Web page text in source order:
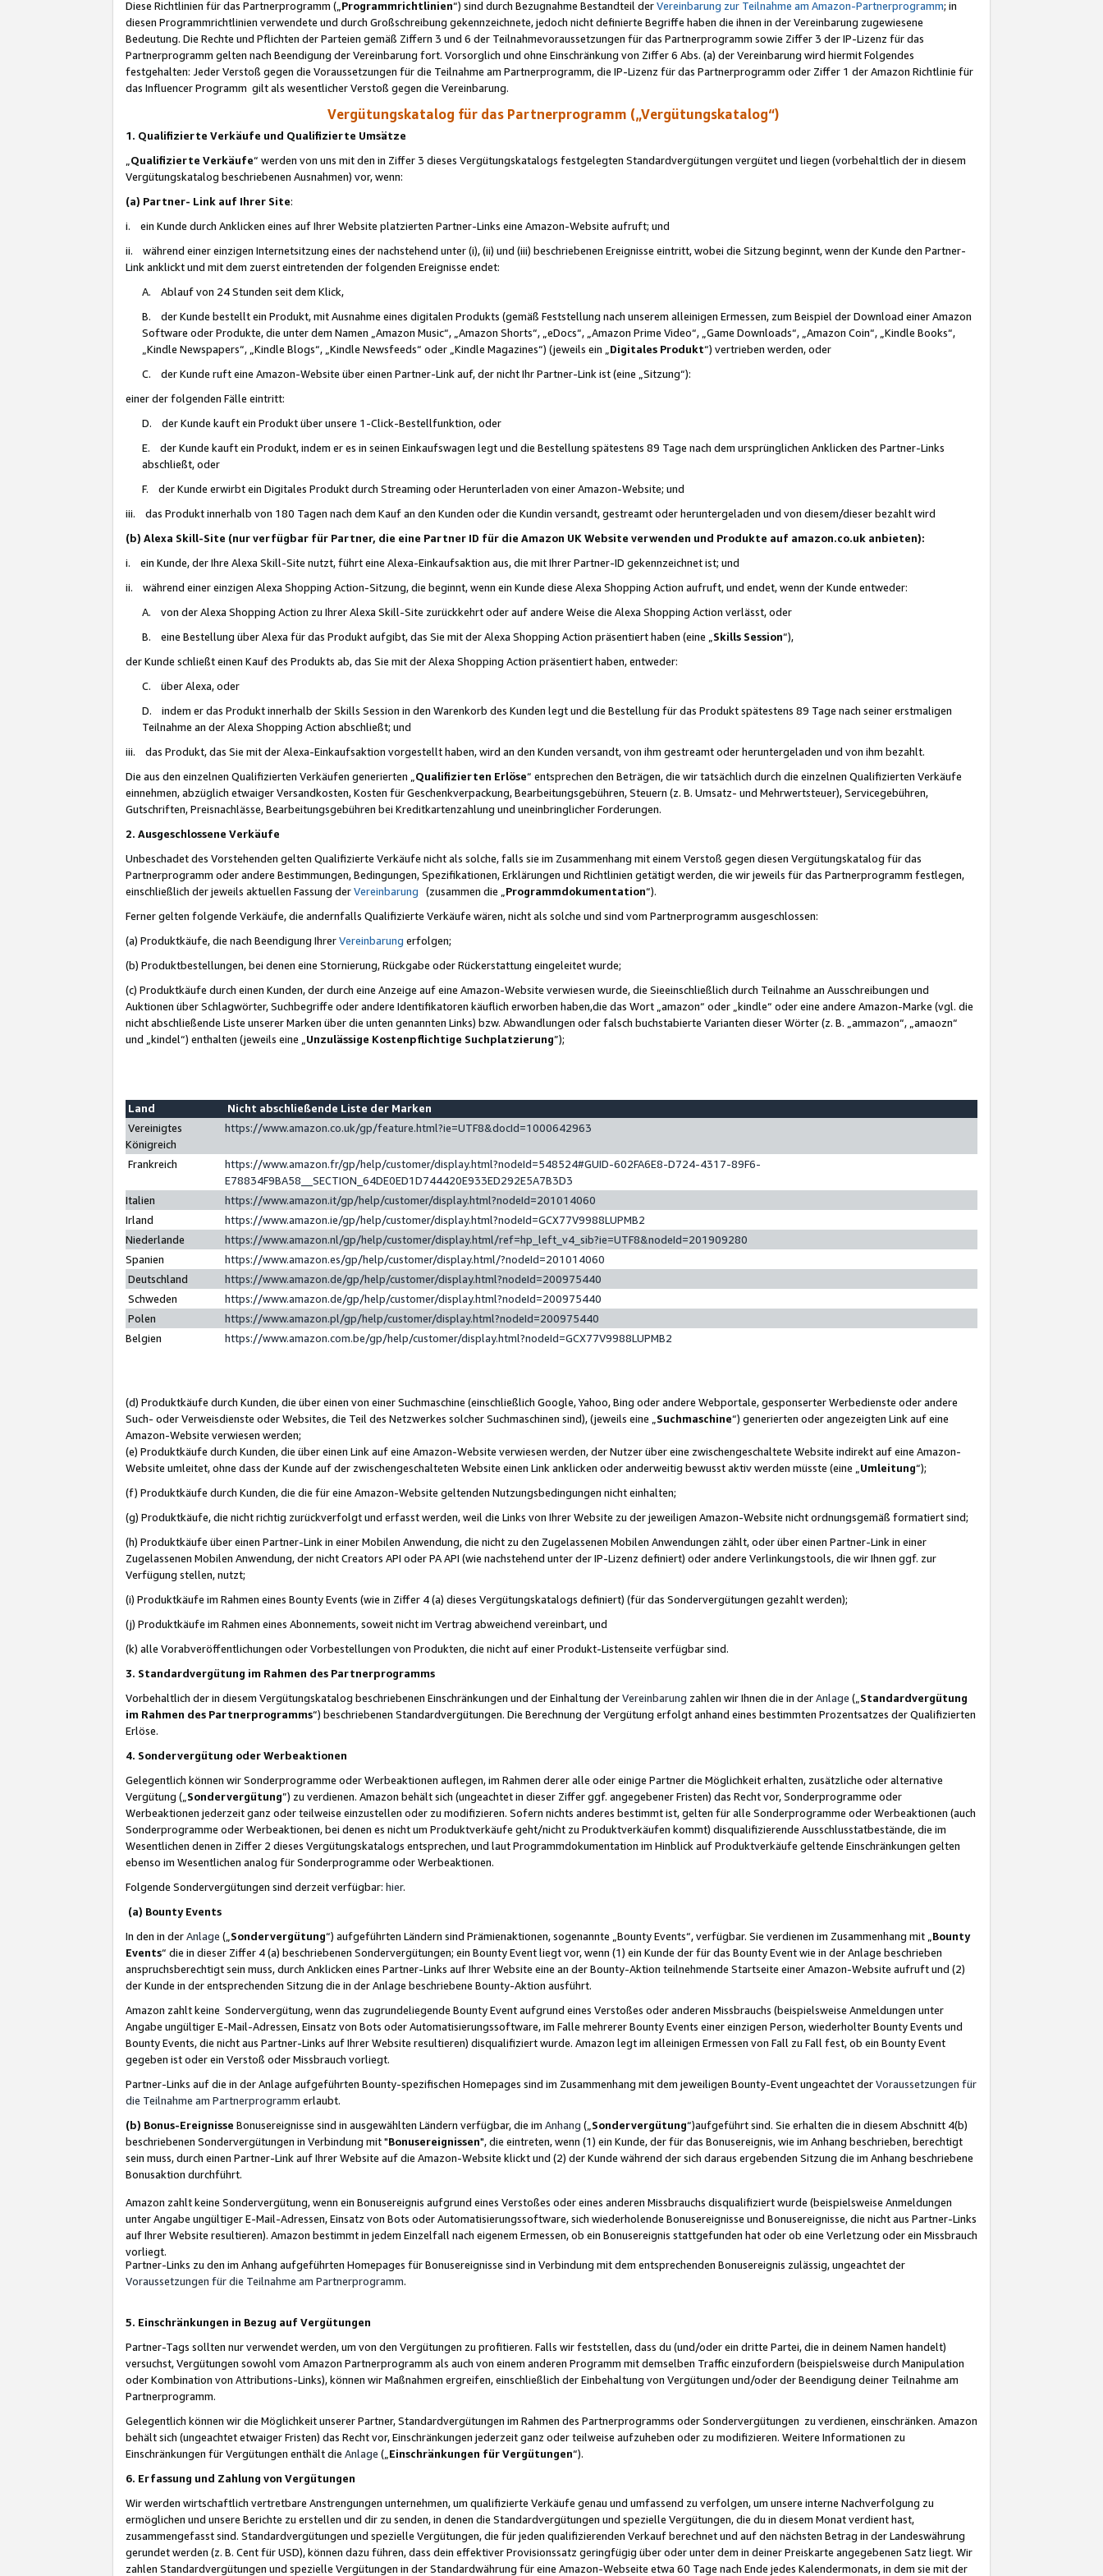
Diese Richtlinien für das Partnerprogramm („Programmrichtlinien“) sind durch Bezugnahme Bestandteil derVereinbarung zur Teilnahme am Amazon-Partnerprogramm; in
diesen Programmrichtlinien verwendete und durch Großschreibung gekennzeichnete, jedoch nicht definierte Begriffe haben die ihnen in der Vereinbarung zugewiesene
Bedeutung. Die Rechte und Pflichten der Parteien gemäß Ziffern 3 und 6 der Teilnahmevoraussetzungen für das Partnerprogramm sowie Ziffer 3 der IP-Lizenz für das
Partnerprogramm gelten nach Beendigung der Vereinbarung fort. Vorsorglich und ohne Einschränkung von Ziffer 6 Abs. (a) der Vereinbarung wird hiermit Folgendes
festgehalten: Jeder Verstoß gegen die Voraussetzungen für die Teilnahme am Partnerprogramm, die IP-Lizenz für das Partnerprogramm oder Ziffer 1 der Amazon Richtlinie für
das Influencer Programm gilt als wesentlicher Verstoß gegen die Vereinbarung.
Vergütungskatalog für das Partnerprogramm („Vergütungskatalog“)
1. Qualifizierte Verkäufe und Qualifizierte Umsätze
Qualifizierte Verkäufe“ werden von uns mit den in Ziffer 3 dieses Vergütungskatalogs festgelegten Standardvergütungen vergütet und liegen (vorbehaltlich der in diesem
Vergütungskatalog beschriebenen Ausnahmen) vor, wenn:
(a) Partner- Link auf Ihrer Site:
i. ein Kunde durch Anklicken eines auf Ihrer Website platzierten Partner-Links eine Amazon-Website aufruft; und
ii. während einer einzigen Internetsitzung eines der nachstehend unter (i), (ii) und (iii) beschriebenen Ereignisse eintritt, wobei die Sitzung beginnt, wenn der Kunde den Partner-
Link anklickt und mit dem zuerst eintretenden der folgenden Ereignisse endet:
A. Ablauf von 24 Stunden seit dem Klick,
B. der Kunde bestellt ein Produkt, mit Ausnahme eines digitalen Produkts (gemäß Feststellung nach unserem alleinigen Ermessen, zum Beispiel der Download einer Amazon
Software oder Produkte, die unter dem Namen „Amazon Music“, „Amazon Shorts“, „eDocs“, „Amazon Prime Video“, „Game Downloads“, „Amazon Coin“, „Kindle Books“,
„Kindle Newspapers“, „Kindle Blogs“, „Kindle Newsfeeds“ oder „Kindle Magazines“) (jeweils ein „ Digitales Produkt“) vertrieben werden, oder
C. der Kunde ruft eine Amazon-Website über einen Partner-Link auf, der nicht Ihr Partner-Link ist (eine „Sitzung“):
einer der folgenden Fälle eintritt:
D. der Kunde kauft ein Produkt über unsere 1-Click-Bestellfunktion, oder
E. der Kunde kauft ein Produkt, indem er es in seinen Einkaufswagen legt und die Bestellung spätestens 89 Tage nach dem ursprünglichen Anklicken des Partner-Links
abschließt, oder
F. der Kunde erwirbt ein Digitales Produkt durch Streaming oder Herunterladen von einer Amazon-Website; und
iii. das Produkt innerhalb von 180 Tagen nach dem Kauf an den Kunden oder die Kundin versandt, gestreamt oder heruntergeladen und von diesem/dieser bezahlt wird
(b) Alexa Skill-Site (nur verfügbar für Partner, die eine Partner ID für die Amazon UK Website verwenden und Produkte auf amazon.co.uk anbieten):
i. ein Kunde, der Ihre Alexa Skill-Site nutzt, führt eine Alexa-Einkaufsaktion aus, die mit Ihrer Partner-ID gekennzeichnet ist; und
ii. während einer einzigen Alexa Shopping Action-Sitzung, die beginnt, wenn ein Kunde diese Alexa Shopping Action aufruft, und endet, wenn der Kunde entweder:
A. von der Alexa Shopping Action zu Ihrer Alexa Skill-Site zurückkehrt oder auf andere Weise die Alexa Shopping Action verlässt, oder
B. eine Bestellung über Alexa für das Produkt aufgibt, das Sie mit der Alexa Shopping Action präsentiert haben (eine „ Skills Session“),
der Kunde schließt einen Kauf des Produkts ab, das Sie mit der Alexa Shopping Action präsentiert haben, entweder:
C. über Alexa, oder
D. indem er das Produkt innerhalb der Skills Session in den Warenkorb des Kunden legt und die Bestellung für das Produkt spätestens 89 Tage nach seiner erstmaligen
Teilnahme an der Alexa Shopping Action abschließt; und
iii. das Produkt, das Sie mit der Alexa-Einkaufsaktion vorgestellt haben, wird an den Kunden versandt, von ihm gestreamt oder heruntergeladen und von ihm bezahlt.
Die aus den einzelnen Qualifizierten Verkäufen generierten „ Qualifizierten Erlöse“ entsprechen den Beträgen, die wir tatsächlich durch die einzelnen Qualifizierten Verkäufe
einnehmen, abzüglich etwaiger Versandkosten, Kosten für Geschenkverpackung, Bearbeitungsgebühren, Steuern (z. B. Umsatz- und Mehrwertsteuer), Servicegebühren,
Gutschriften, Preisnachlässe, Bearbeitungsgebühren bei Kreditkartenzahlung und uneinbringlicher Forderungen.
2. Ausgeschlossene Verkäufe
Unbeschadet des Vorstehenden gelten Qualifizierte Verkäufe nicht als solche, falls sie im Zusammenhang mit einem Verstoß gegen diesen Vergütungskatalog für das
Partnerprogramm oder andere Bestimmungen, Bedingungen, Spezifikationen, Erklärungen und Richtlinien getätigt werden, die wir jeweils für das Partnerprogramm festlegen,
einschließlich der jeweils aktuellen Fassung derVereinbarung (zusammen die „ Programmdokumentation“).
Ferner gelten folgende Verkäufe, die andernfalls Qualifizierte Verkäufe wären, nicht als solche und sind vom Partnerprogramm ausgeschlossen:
(a) Produktkäufe, die nach Beendigung IhrerVereinbarung erfolgen;
(b) Produktbestellungen, bei denen eine Stornierung, Rückgabe oder Rückerstattung eingeleitet wurde;
(c) Produktkäufe durch einen Kunden, der durch eine Anzeige auf eine Amazon-Website verwiesen wurde, die Sieeinschließlich durch Teilnahme an Ausschreibungen und
Auktionen über Schlagwörter, Suchbegriffe oder andere Identifikatoren käuflich erworben haben,die das Wort „amazon“ oder „kindle“ oder eine andere Amazon-Marke (vgl. die
nicht abschließende Liste unserer Marken über die unten genannten Links) bzw. Abwandlungen oder falsch buchstabierte Varianten dieser Wörter (z. B. „ammazon“, „amaozn“
und „kindel“) enthalten (jeweils eine „ Unzulässige Kostenpflichtige Suchplatzierung”);
Land
Nicht abschließende Liste der Marken
Vereinigtes
Königreich
https://www.amazon.co.uk/gp/feature.html?ie=UTF8&docId=1000642963
Frankreich
https://www.amazon.fr/gp/help/customer/display.html?nodeId=548524#GUID-602FA6E8-D724-4317-89F6-
E78834F9BA58__SECTION_64DE0ED1D744420E933ED292E5A7B3D3
Italien
https://www.amazon.it/gp/help/customer/display.html?nodeId=201014060
Irland
https://www.amazon.ie/gp/help/customer/display.html?nodeId=GCX77V9988LUPMB2
Niederlande
https://www.amazon.nl/gp/help/customer/display.html/ref=hp_left_v4_sib?ie=UTF8&nodeId=201909280
Spanien
https://www.amazon.es/gp/help/customer/display.html/?nodeId=201014060
Deutschland
https://www.amazon.de/gp/help/customer/display.html?nodeId=200975440
Schweden
https://www.amazon.de/gp/help/customer/display.html?nodeId=200975440
Polen
https://www.amazon.pl/gp/help/customer/display.html?nodeId=200975440
Belgien
https://www.amazon.com.be/gp/help/customer/display.html?nodeId=GCX77V9988LUPMB2
(d) Produktkäufe durch Kunden, die über einen von einer Suchmaschine (einschließlich Google, Yahoo, Bing oder andere Webportale, gesponserter Werbedienste oder andere
Such- oder Verweisdienste oder Websites, die Teil des Netzwerkes solcher Suchmaschinen sind), (jeweils eine „ Suchmaschine“) generierten oder angezeigten Link auf eine
Amazon-Website verwiesen werden;
(e) Produktkäufe durch Kunden, die über einen Link auf eine Amazon-Website verwiesen werden, der Nutzer über eine zwischengeschaltete Website indirekt auf eine Amazon-
Website umleitet, ohne dass der Kunde auf der zwischengeschalteten Website einen Link anklicken oder anderweitig bewusst aktiv werden müsste (eine „ Umleitung“);
(f) Produktkäufe durch Kunden, die die für eine Amazon-Website geltenden Nutzungsbedingungen nicht einhalten;
(g) Produktkäufe, die nicht richtig zurückverfolgt und erfasst werden, weil die Links von Ihrer Website zu der jeweiligen Amazon-Website nicht ordnungsgemäß formatiert sind;
(h) Produktkäufe über einen Partner-Link in einer Mobilen Anwendung, die nicht zu den Zugelassenen Mobilen Anwendungen zählt, oder über einen Partner-Link in einer
Zugelassenen Mobilen Anwendung, der nicht Creators API oder PA API (wie nachstehend unter der IP-Lizenz definiert) oder andere Verlinkungstools, die wir Ihnen ggf. zur
Verfügung stellen, nutzt;
(i) Produktkäufe im Rahmen eines Bounty Events (wie in Ziffer 4 (a) dieses Vergütungskatalogs definiert) (für das Sondervergütungen gezahlt werden);
(j) Produktkäufe im Rahmen eines Abonnements, soweit nicht im Vertrag abweichend vereinbart, und
(k) alle Vorabveröffentlichungen oder Vorbestellungen von Produkten, die nicht auf einer Produkt-Listenseite verfügbar sind.
3. Standardvergütung im Rahmen des Partnerprogramms
Vorbehaltlich der in diesem Vergütungskatalog beschriebenen Einschränkungen und der Einhaltung derVereinbarung zahlen wir Ihnen die in derAnlage („ Standardvergütung
im Rahmen des Partnerprogramms“) beschriebenen Standardvergütungen. Die Berechnung der Vergütung erfolgt anhand eines bestimmten Prozentsatzes der Qualifizierten
Erlöse.
4. Sondervergütung oder Werbeaktionen
Gelegentlich können wir Sonderprogramme oder Werbeaktionen auflegen, im Rahmen derer alle oder einige Partner die Möglichkeit erhalten, zusätzliche oder alternative
Vergütung („ Sondervergütung”) zu verdienen. Amazon behält sich (ungeachtet in dieser Ziffer ggf. angegebener Fristen) das Recht vor, Sonderprogramme oder
Werbeaktionen jederzeit ganz oder teilweise einzustellen oder zu modifizieren. Sofern nichts anderes bestimmt ist, gelten für alle Sonderprogramme oder Werbeaktionen (auch
Sonderprogramme oder Werbeaktionen, bei denen es nicht um Produktverkäufe geht/nicht zu Produktverkäufen kommt) disqualifizierende Ausschlusstatbestände, die im
Wesentlichen denen in Ziffer 2 dieses Vergütungskatalogs entsprechen, und laut Programmdokumentation im Hinblick auf Produktverkäufe geltende Einschränkungen gelten
ebenso im Wesentlichen analog für Sonderprogramme oder Werbeaktionen.
Folgende Sondervergütungen sind derzeit verfügbar: hier.
(a) Bounty Events
In den in derAnlage („ Sondervergütung“) aufgeführten Ländern sind Prämienaktionen, sogenannte „Bounty Events“, verfügbar. Sie verdienen im Zusammenhang mit „ Bounty
Events“ die in dieser Ziffer 4 (a) beschriebenen Sondervergütungen; ein Bounty Event liegt vor, wenn (1) ein Kunde der für das Bounty Event wie in der Anlage beschrieben
anspruchsberechtigt sein muss, durch Anklicken eines Partner-Links auf Ihrer Website eine an der Bounty-Aktion teilnehmende Startseite einer Amazon-Website aufruft und (2)
der Kunde in der entsprechenden Sitzung die in der Anlage beschriebene Bounty-Aktion ausführt.
Amazon zahlt keine Sondervergütung, wenn das zugrundeliegende Bounty Event aufgrund eines Verstoßes oder anderen Missbrauchs (beispielsweise Anmeldungen unter
Angabe ungültiger E-Mail-Adressen, Einsatz von Bots oder Automatisierungssoftware, im Falle mehrerer Bounty Events einer einzigen Person, wiederholter Bounty Events und
Bounty Events, die nicht aus Partner-Links auf Ihrer Website resultieren) disqualifiziert wurde. Amazon legt im alleinigen Ermessen von Fall zu Fall fest, ob ein Bounty Event
gegeben ist oder ein Verstoß oder Missbrauch vorliegt.
Partner-Links auf die in der Anlage aufgeführten Bounty-spezifischen Homepages sind im Zusammenhang mit dem jeweiligen Bounty-Event ungeachtet derVoraussetzungen für
die Teilnahme am Partnerprogramm erlaubt.
(b) Bonus-Ereignisse Bonusereignisse sind in ausgewählten Ländern verfügbar, die im Anhang („ Sondervergütung“)aufgeführt sind. Sie erhalten die in diesem Abschnitt 4(b)
beschriebenen Sondervergütungen in Verbindung mit "Bonusereignissen", die eintreten, wenn (1) ein Kunde, der für das Bonusereignis, wie im Anhang beschrieben, berechtigt
sein muss, durch einen Partner-Link auf Ihrer Website auf die Amazon-Website klickt und (2) der Kunde während der sich daraus ergebenden Sitzung die im Anhang beschriebene
Bonusaktion durchführt.
Amazon zahlt keine Sondervergütung, wenn ein Bonusereignis aufgrund eines Verstoßes oder eines anderen Missbrauchs disqualifiziert wurde (beispielsweise Anmeldungen
unter Angabe ungültiger E-Mail-Adressen, Einsatz von Bots oder Automatisierungssoftware, sich wiederholende Bonusereignisse und Bonusereignisse, die nicht aus Partner-Links
auf Ihrer Website resultieren). Amazon bestimmt in jedem Einzelfall nach eigenem Ermessen, ob ein Bonusereignis stattgefunden hat oder ob eine Verletzung oder ein Missbrauch
vorliegt.
Partner-Links zu den im Anhang aufgeführten Homepages für Bonusereignisse sind in Verbindung mit dem entsprechenden Bonusereignis zulässig, ungeachtet der
Voraussetzungen für die Teilnahme am Partnerprogramm.
5. Einschränkungen in Bezug auf Vergütungen
Partner-Tags sollten nur verwendet werden, um von den Vergütungen zu profitieren. Falls wir feststellen, dass du (und/oder ein dritte Partei, die in deinem Namen handelt)
versuchst, Vergütungen sowohl vom Amazon Partnerprogramm als auch von einem anderen Programm mit demselben Traffic einzufordern (beispielsweise durch Manipulation
oder Kombination von Attributions-Links), können wir Maßnahmen ergreifen, einschließlich der Einbehaltung von Vergütungen und/oder der Beendigung deiner Teilnahme am
Partnerprogramm.
Gelegentlich können wir die Möglichkeit unserer Partner, Standardvergütungen im Rahmen des Partnerprogramms oder Sondervergütungen zu verdienen, einschränken. Amazon
behält sich (ungeachtet etwaiger Fristen) das Recht vor, Einschränkungen jederzeit ganz oder teilweise aufzuheben oder zu modifizieren. Weitere Informationen zu
Einschränkungen für Vergütungen enthält die Anlage („ Einschränkungen für Vergütungen“).
6. Erfassung und Zahlung von Vergütungen
Wir werden wirtschaftlich vertretbare Anstrengungen unternehmen, um qualifizierte Verkäufe genau und umfassend zu verfolgen, um unsere interne Nachverfolgung zu
ermöglichen und unsere Berichte zu erstellen und dir zu senden, in denen die Standardvergütungen und spezielle Vergütungen, die du in diesem Monat verdient hast,
zusammengefasst sind. Standardvergütungen und spezielle Vergütungen, die für jeden qualifizierenden Verkauf berechnet und auf den nächsten Betrag in der Landeswährung
gerundet werden (z. B. Cent für USD), können dazu führen, dass dein effektiver Provisionssatz geringfügig über oder unter dem in deiner Preiskarte angegebenen Satz liegt. Wir
zahlen Standardvergütungen und spezielle Vergütungen in der Standardwährung für eine Amazon-Webseite etwa 60 Tage nach Ende jedes Kalendermonats, in dem sie mit der